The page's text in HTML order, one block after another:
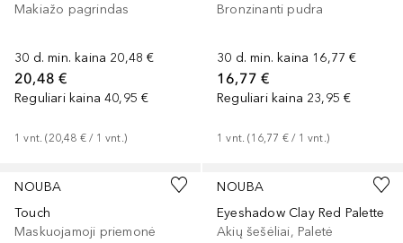
Makiažo pagrindas
30 d. min. kaina 20,48 €
20,48 €
Reguliari kaina 40,95 €
1 vnt. (20,48 € / 1 vnt. )
Bronzinanti pudra
30 d. min. kaina 16,77 €
16,77 €
Reguliari kaina 23,95 €
1 vnt. (16,77 € / 1 vnt. )
NOUBA
Touch
Maskuojamoji priemonė
NOUBA
Eyeshadow Clay Red Palette
Akių šešėliai, Paletė